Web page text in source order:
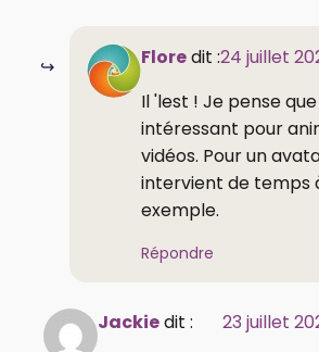
Floredit :24 juillet
Il 'lest ! Je pense
intéressant pour
vidéos. Pour un
intervient de temps
exemple.
Répondre
Jackiedit :
23 juillet